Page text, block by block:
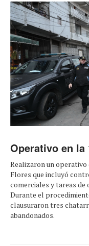
Operativo en la
Realizaron un operativo
Flores que incluyó
comerciales y tareas
Durante el
clausuraron tres
abandonados.